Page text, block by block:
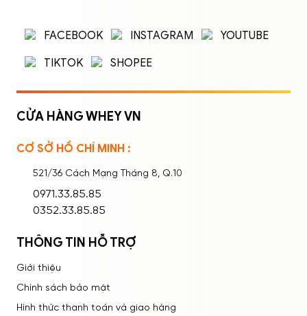
Nhập tên đăng nhập/email và mật khẩu để
Ghi nhớ mật khẩu
FACEBOOK INSTAGRAM
YOUTUBE
TIKTOK
SHOPEE
CỬA HÀNG WHEY VN
CƠ SỞ HỒ CHÍ MINH :
521/36 Cách Mạng Tháng 8, Q.10
0971.33.85.85
0352.33.85.85
THÔNG TIN HỖ TRỢ
Giới thiệu
Chính sách bảo mật
Hình thức thanh toán và giao hàng